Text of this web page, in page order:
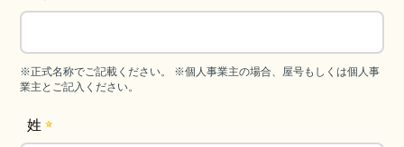
※正式名称でご記載ください。 ※個人事業主の場合、屋号もしくは個人事
業主とご記入ください。
姓